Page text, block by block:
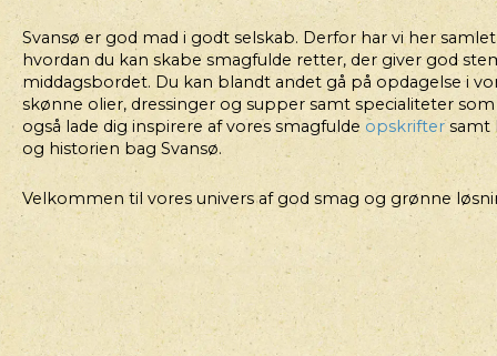
Svansø er god mad i godt selskab. Derfor har vi her
hvordan du kan skabe smagfulde retter, der giver god
middagsbordet. Du kan blandt andet gå på opdagelse i
skønne olier, dressinger og supper samt specialiteter
også lade dig inspirere af vores smagfulde opskriftersamt
og historien bag Svansø.
Velkommen til vores univers af god smag og grønne